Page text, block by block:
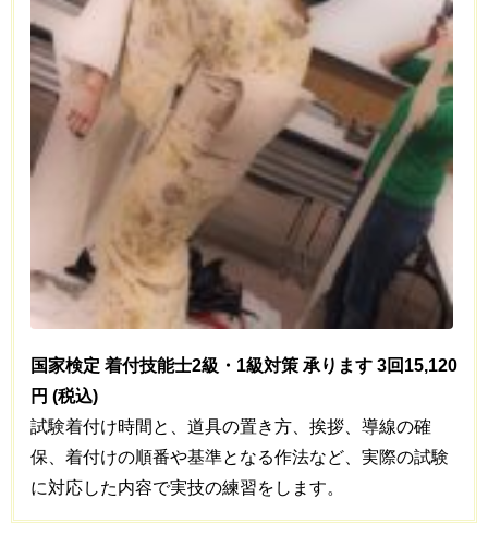
国家検定 着付技能士2級・1級対策 承ります 3回15,120
円 (税込)
試験着付け時間と、道具の置き方、挨拶、導線の確
保、着付けの順番や基準となる作法など、実際の試験
に対応した内容で実技の練習をします。